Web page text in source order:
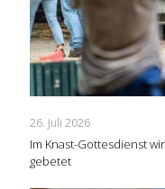
26. Juli 2026
Im Knast-Gottesdienst
gebetet